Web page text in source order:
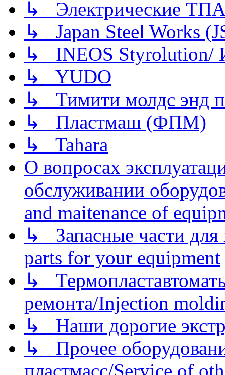
↳ Электрические
↳ Japan Steel Works
↳ INEOS
↳ YUDO
↳ Тимити молдс энд
↳ Пластмаш (ФПМ)
↳ Tahara
О вопросах
обслуживании
and maitenance of
↳ Запасные части для
parts for your equipment
↳
ремонта/Injection
↳ Наши дорогие
↳ Прочее